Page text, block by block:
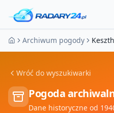
Strona główna
Archiwum pogody
Wróć do wyszukiwarki
Pogoda
Dane historyczne od